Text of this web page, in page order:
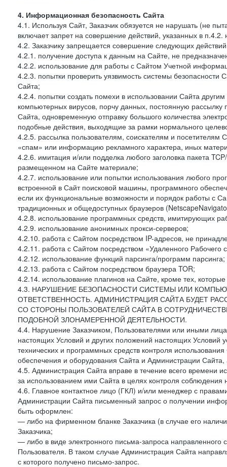
4. Информационная безопасность Сайта
4.1. Используя Сайт, Заказчик обязуется не нарушать (не
включает запрет на совершение действий, указанных в
4.2. Заказчику запрещается совершение следующих
4.2.1. получение доступа к данным на Сайте, не
4.2.2. использование для работы с Сайтом Учетной
4.2.3. попытки проверить уязвимость системы
Сайта;
4.2.4. попытки создать помехи в использовании Сайта
компьютерных вирусов, порчу данных, постоянную
Сайта, одновременную отправку большого количества
подобные действия, выходящие за рамки нормального
4.2.5. рассылка пользователям, соискателям и
«спам» или информацию рекламного характера, иных
4.2.6. имитация и/или подделка любого заголовка пакета
размещенном на Сайте материале;
4.2.7. использование или попытки использования любого
встроенной в Сайт поисковой машины, программного
если их функциональные возможности и порядок работы с
традиционных и общедоступных браузеров
4.2.8. использование программных средств, имитирующих
4.2.9. использование анонимных прокси-серверов;
4.2.10. работа с Сайтом посредством IP-адресов, не
4.2.11. работа с Сайтом посредством «Удаленного Рабочего
4.2.12. использование функций парсинга/программ парсинга;
4.2.13. работа с Сайтом посредством браузера TOR;
4.2.14. использование плагинов на Сайте, кроме тех,
4.3. НАРУШЕНИЕ БЕЗОПАСНОСТИ СИСТЕМЫ ИЛИ
ОТВЕТСТВЕННОСТЬ. АДМИНИСТРАЦИЯ САЙТА БУДЕТ
СО СТОРОНЫ ПОЛЬЗОВАТЕЛЕЙ САЙТА В
ПОДОБНОЙ ЗЛОНАМЕРЕННОЙ ДЕЯТЕЛЬНОСТИ.
4.4. Нарушение Заказчиком, Пользователями или иными
настоящих Условий и других положений настоящих Условий
технических и программных средств контроля
обеспечения и оборудования Сайта и Администрации
4.5. Администрация Сайта вправе в течение всего времени
за использованием ими Сайта в целях контроля
4.6. Главное контактное лицо (ГКЛ) и/или менеджер с
Администрации Сайта письменный запрос о получении
быть оформлен:
— либо на фирменном бланке Заказчика (в случае его
Заказчика;
— либо в виде электронного письма-запроса направленного
Пользователя. В таком случае Администрация Сайта
с которого получено письмо-запрос.